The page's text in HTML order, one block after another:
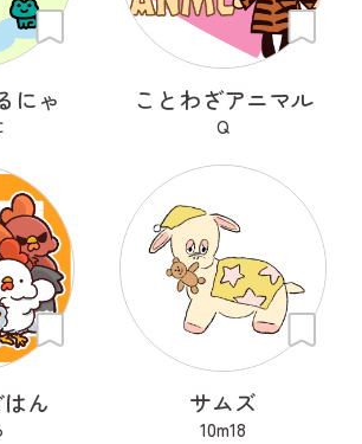
にゃ ことわざアニマル
Q
ん サムズ
10m18